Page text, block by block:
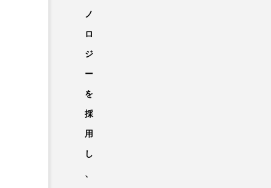
ノ
ロ
ジ
ー
を
採
用
し
、